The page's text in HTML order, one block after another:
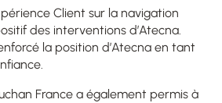
Client sur la navigation
des interventions d’Atecna.
la position d’Atecna en tant
France a également permis à